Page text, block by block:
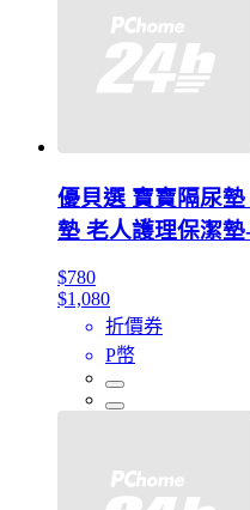
優貝選 寶寶隔尿
墊 老人護理保潔墊
$780
$1,080
折價券
P幣